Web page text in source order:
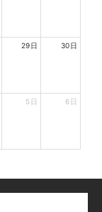
29日 30日
5日 6日